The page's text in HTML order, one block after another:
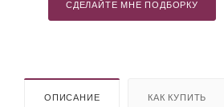
СДЕЛАЙТЕ МНЕ ПОДБОРКУ
ОПИСАНИЕ КАК КУПИТЬ